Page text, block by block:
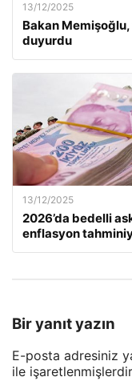
13/12/2025
Bakan Memişoğlu,
duyurdu
13/12/2025
2026’da bedelli
enflasyon
Bir yanıt yazın
E-posta adresiniz
ile işaretlenmişlerdir